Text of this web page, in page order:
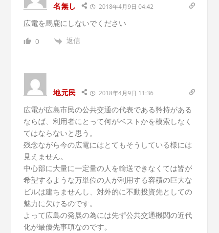
名無し 2018年4月9日 04:42
広電を馬鹿にしないでください
0 返信
地元民 2018年4月9日 11:36
広電が広島市民の公共交通の代表である矜持がある
ならば、利用者にとって何がベストかを模索しなく
てはならないと思う。
残念ながら今の広電にはとてもそうしている様には
見えません。
中心部に大量に一定量の人を輸送できなくては皆が
希望するような万単位の人が利用する容積の巨大な
ビルは建ちませんし、対外的に不動投資先としての
魅力に欠けるのです。
よって広島の発展の為には先ず公共交通機関の近代
化が最優先事項なのです。